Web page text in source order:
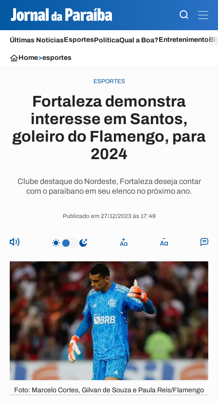
Últimas NotíciasEsportesPolíticaQual a Boa?Entretenimento
Home>esportes
ESPORTES
Fortaleza demonstra
interesse em Santos,
goleiro do Flamengo, para
2024
Clube destaque do Nordeste, Fortaleza deseja contar
com o paraibano em seu elenco no próximo ano.
Publicado em 27/12/2023 às 17:49
Foto: Marcelo Cortes, Gilvan de Souza e Paula Reis/Flamengo